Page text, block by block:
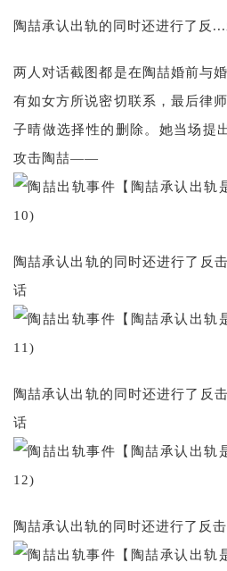
陶喆承认出轨的同时还进行了反
两人对话截图都是在陶喆婚前与
有如女方所说密切联系，最后律
子晴做选择性的删除。她当场提
攻击陶喆——
陶喆承认出轨的同时还进行了反
话
陶喆承认出轨的同时还进行了反
话
陶喆承认出轨的同时还进行了反